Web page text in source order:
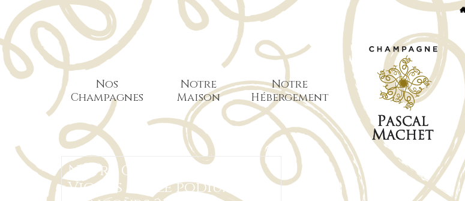
Nos
Champagnes
Notre
Maison
Notre
Hébergement
Notre Cuvée Vieilles
Vignes sur le podium des